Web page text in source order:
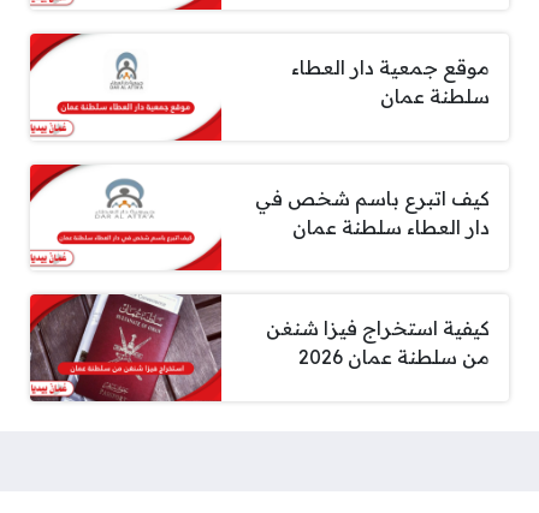
موقع جمعية دار العطاء
سلطنة عمان
كيف اتبرع باسم شخص في
دار العطاء سلطنة عمان
كيفية استخراج فيزا شنغن
من سلطنة عمان 2026